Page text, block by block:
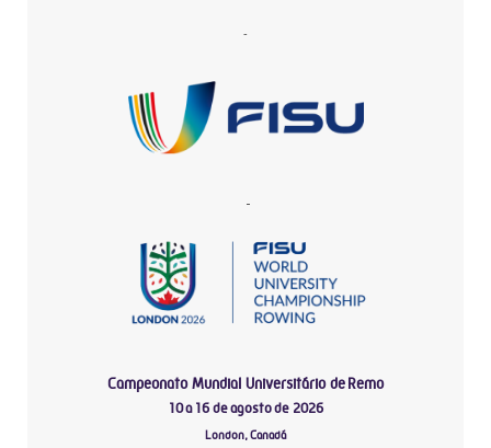
-
-
Campeonato Mundial Universitário de Remo
10 a 16 de agosto de 2026
London, Canadá